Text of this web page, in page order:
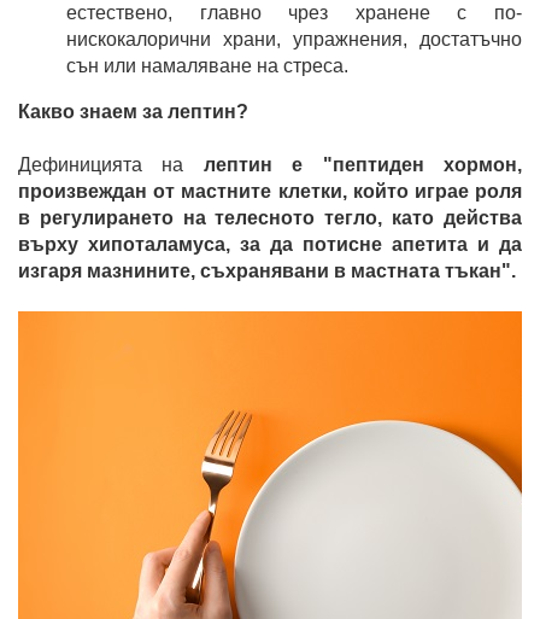
естествено, главно чрез хранене с по-
нискокалорични храни, упражнения, достатъчно
сън или намаляване на стреса.
Какво знаем за лептин?
Дефиницията на лептин е "пептиден хормон,
произвеждан от мастните клетки, който играе роля
в регулирането на телесното тегло, като действа
върху хипоталамуса, за да потисне апетита и да
изгаря мазнините, съхранявани в мастната тъкан".